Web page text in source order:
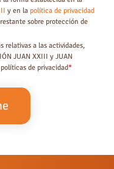
y en la política de privacidad
sobre protección de
relativas a las actividades,
JUAN XXIII y JUAN
de privacidad*